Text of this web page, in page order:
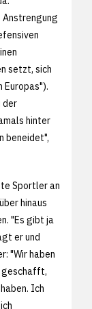
Anstrengung
setzt, sich
Europas").
der
hinter
beneidet",
Sportler an
hinaus
"Es gibt ja
er und
"Wir haben
geschafft,
Ich